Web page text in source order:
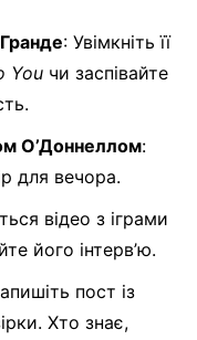
: Увімкніть її
You чи заспівайте
О’Доннеллом:
для вечора.
відео з іграми
його інтерв’ю.
пост із
Хто знає,